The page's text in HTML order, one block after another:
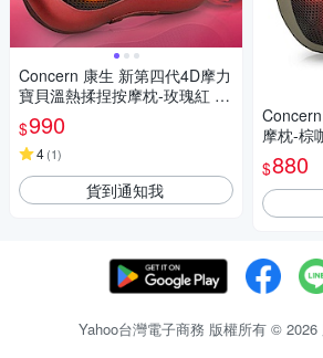
Concern 康生 新第四代4D摩力
寶貝溫熱揉捏按摩枕-玫瑰紅 C
ON-1288
$990
4(1)
貨到通知我
摩枕-棕
$880
Yahoo台灣電子商務 版權所有 © 2026